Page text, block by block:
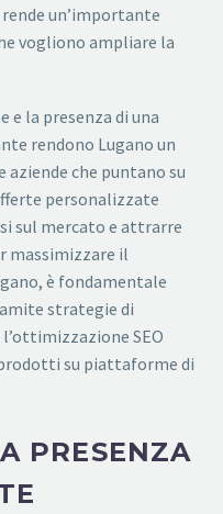
un’importante
vogliono ampliare la
la presenza di una
rendono Lugano un
aziende che puntano su
personalizzate
sul mercato e attrarre
massimizzare il
è fondamentale
strategie di
SEO
su piattaforme di
PRESENZA